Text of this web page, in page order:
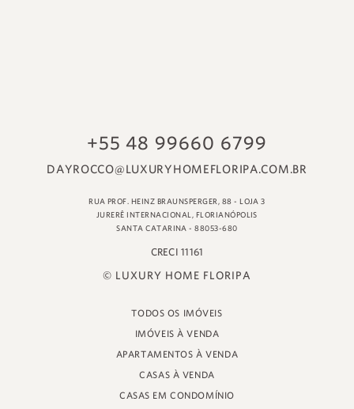
RUA PROF. HEINZ BRAUNSPERGER, 88 - LOJA 3
JURERÊ INTERNACIONAL, FLORIANÓPOLIS
SANTA CATARINA - 88053-680
© LUXURY HOME FLORIPA
TODOS OS IMÓVEIS
IMÓVEIS À VENDA
APARTAMENTOS À VENDA
CASAS À VENDA
CASAS EM CONDOMÍNIO